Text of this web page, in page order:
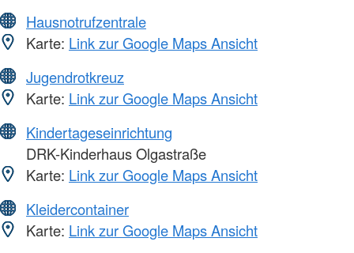
Hausnotrufzentrale
Karte: Link zur Google Maps Ansicht
Jugendrotkreuz
Karte: Link zur Google Maps Ansicht
Kindertageseinrichtung
DRK-Kinderhaus Olgastraße
Karte: Link zur Google Maps Ansicht
Kleidercontainer
Karte: Link zur Google Maps Ansicht